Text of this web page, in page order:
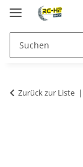
Zurück zur Liste